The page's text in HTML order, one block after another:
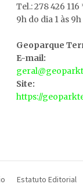
Tel.: 278 426
9h do dia 1 às
Geoparque
E-mail:
Site:
https://
Estatuto Editorial